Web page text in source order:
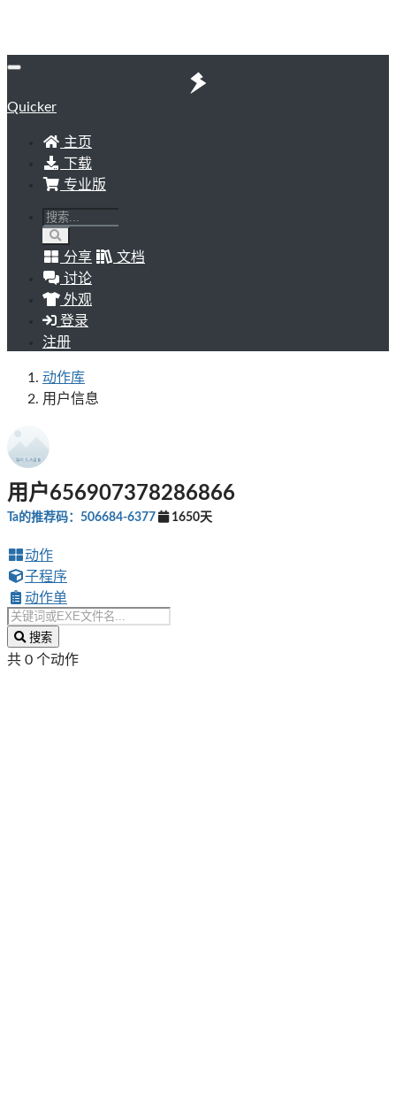
Quicker
主页
下载
专业版
分享
文档
讨论
外观
登录
注册
动作库
用户信息
用户656907378286866
Ta的推荐码：506684-6377 1650天
动作
子程序
动作单
搜索
共 0 个动作